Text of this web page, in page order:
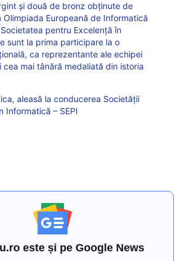
și două de bronz obținute de
Olimpiada Europeană de Informatică
pentru Excelență în
sunt la prima participare la o
ca reprezentante ale echipei
cea mai tânără medaliată din istoria
aleasă la conducerea Societății
Informatică – SEPI
este și pe Google News